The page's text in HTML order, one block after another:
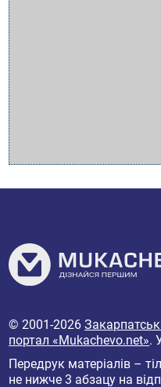
© 2001-2026
портал «Mukachevo.net».
Передрук матеріалів –
не нижче 3 абзацу на